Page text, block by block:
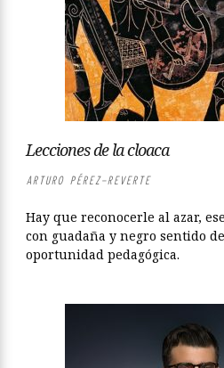
Lecciones de la cloaca
ARTURO PÉREZ-REVERTE
Hay que reconocerle al azar,
con guadaña y negro sentido
oportunidad pedagógica.